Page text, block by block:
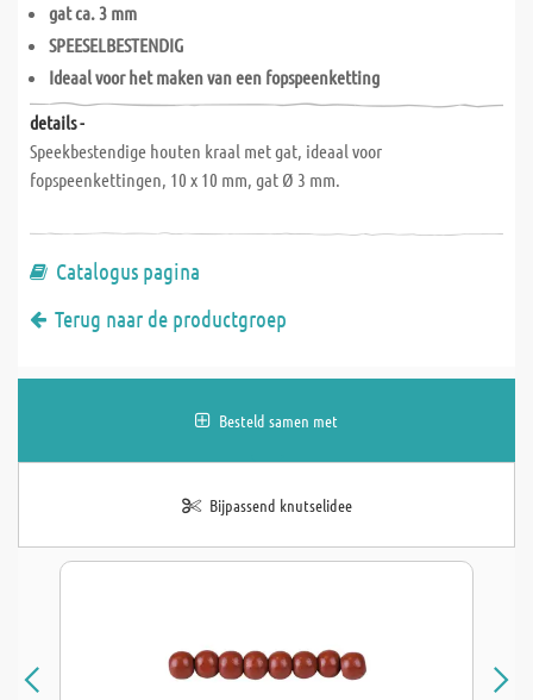
gat ca. 3 mm
SPEESELBESTENDIG
Ideaal voor het maken van een fopspeenketting
details -
Speekbestendige houten kraal met gat, ideaal voor
fopspeenkettingen, 10 x 10 mm, gat Ø 3 mm.
Catalogus pagina
Terug naar de productgroep
Besteld samen met
Bijpassend knutselidee